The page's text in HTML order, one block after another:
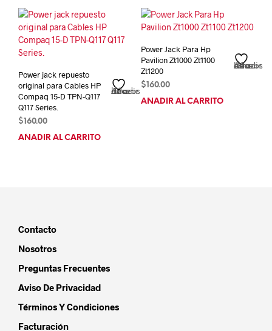
Añadir a la lista de deseos
Power jack repuesto
original para Cables HP
Compaq 15-D TPN-Q117
Q117 Series.
$160.00
AÑADIR AL CARRITO
Añadir a la lista de deseos
Power Jack Para Hp
Pavilion Zt1000 Zt1100
Zt1200
$160.00
AÑADIR AL CARRITO
Contacto
Nosotros
Preguntas Frecuentes
Aviso De Privacidad
Términos Y Condiciones
Facturación